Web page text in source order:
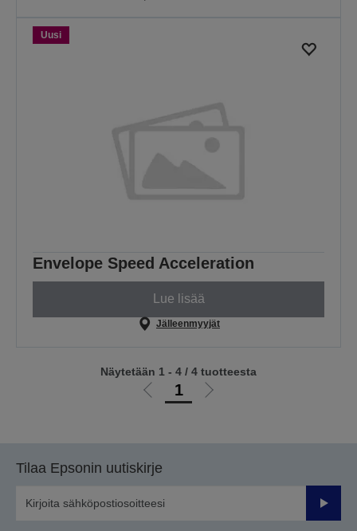
Uusi
Envelope Speed Acceleration
Lue lisää
Jälleenmyyjät
Siirry1
Siirry
Näytetään 1 - 4 / 4 tuotteesta
Tilaa Epsonin uutiskirje
Lähetä